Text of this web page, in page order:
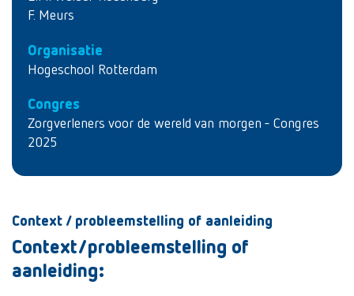
F. Meurs
Organisatie
Hogeschool Rotterdam
Congres
Zorgverleners voor de wereld van morgen - Congres
2025
Context / probleemstelling of aanleiding
Context/probleemstelling of
aanleiding: